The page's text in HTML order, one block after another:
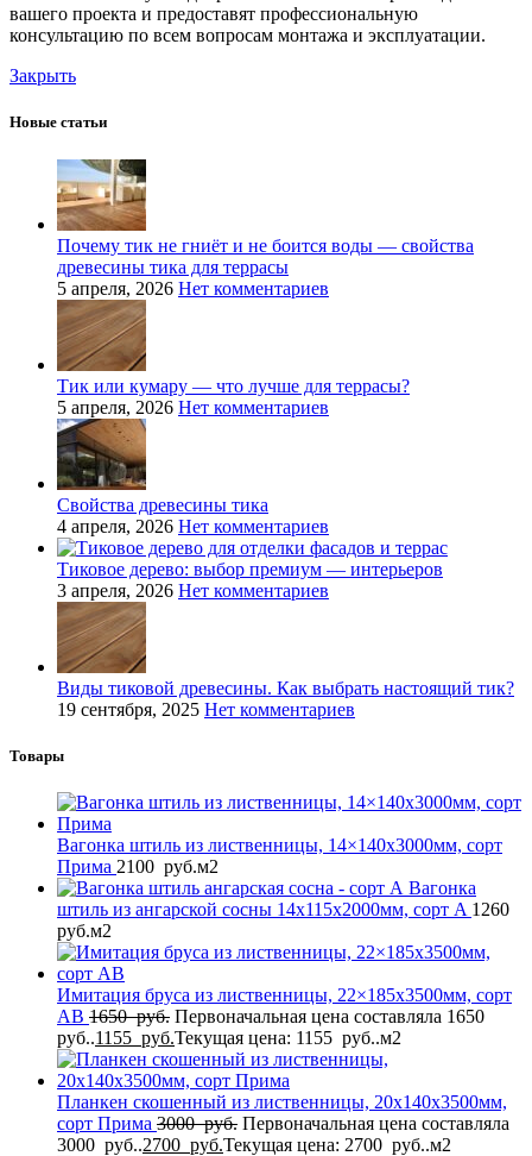
вашего проекта и предоставят профессиональную
консультацию по всем вопросам монтажа и эксплуатации.
Закрыть
Новые статьи
Почему тик не гниёт и не боится воды — свойства
древесины тика для террасы
5 апреля, 2026 Нет комментариев
Тик или кумару — что лучше для террасы?
5 апреля, 2026 Нет комментариев
Свойства древесины тика
4 апреля, 2026 Нет комментариев
Тиковое дерево: выбор премиум — интерьеров
3 апреля, 2026 Нет комментариев
Виды тиковой древесины. Как выбрать настоящий тик?
19 сентября, 2025 Нет комментариев
Товары
Вагонка штиль из лиственницы, 14×140x3000мм, сорт
Прима 2100 руб.м2
Вагонка
штиль из ангарской сосны 14x115x2000мм, сорт A 1260
руб.м2
Имитация бруса из лиственницы, 22×185x3500мм, сорт
AB 1650руб. Первоначальная цена составляла 1650
руб..1155 руб.Текущая цена: 1155 руб..м2
Планкен скошенный из лиственницы, 20x140x3500мм,
сорт Прима 3000руб. Первоначальная цена составляла
3000 руб..2700 руб.Текущая цена: 2700 руб..м2